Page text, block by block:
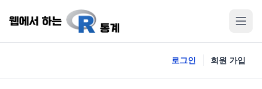
로그인 회원 가입